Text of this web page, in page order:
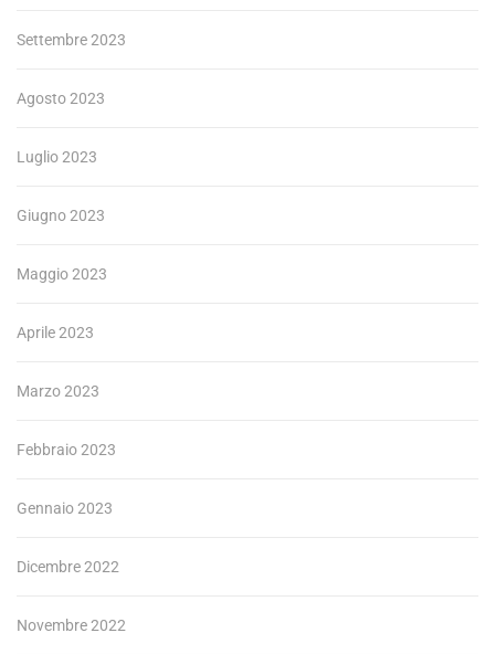
Settembre 2023
Agosto 2023
Luglio 2023
Giugno 2023
Maggio 2023
Aprile 2023
Marzo 2023
Febbraio 2023
Gennaio 2023
Dicembre 2022
Novembre 2022